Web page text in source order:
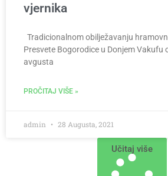
vjernika
Tradicionalnom obilježavanju
Presvete Bogorodice u Donjem Vakufu
avgusta
PROČITAJ VIŠE »
admin 28 Augusta, 2021
Učitaj više